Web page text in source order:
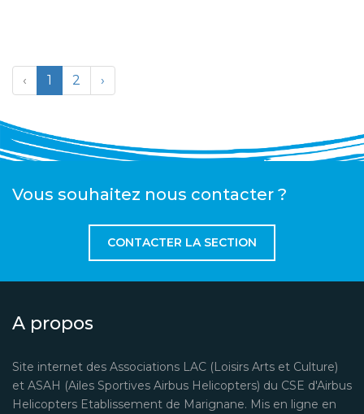
‹ 1 2 ›
Vous souhaitez nous contacter ?
CONTACTER LA SECTION
A propos
Site internet des Associations LAC (Loisirs Arts et Culture)
et ASAH (Ailes Sportives Airbus Helicopters) du CSE d'Airbus
Helicopters Etablissement de Marignane. Mis en ligne en